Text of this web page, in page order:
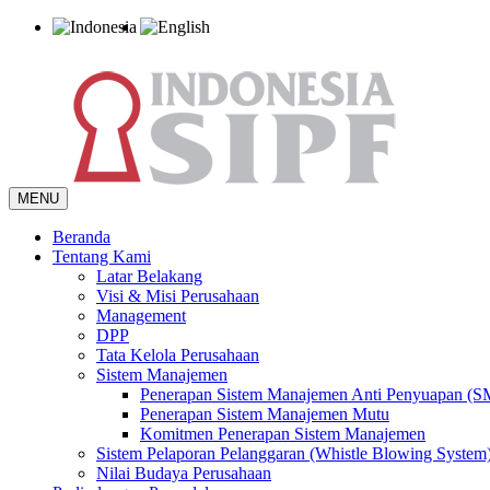
MENU
Beranda
Tentang Kami
Latar Belakang
Visi & Misi Perusahaan
Management
DPP
Tata Kelola Perusahaan
Sistem Manajemen
Penerapan Sistem Manajemen Anti Penyuapan
Penerapan Sistem Manajemen Mutu
Komitmen Penerapan Sistem Manajemen
Sistem Pelaporan Pelanggaran (Whistle Blowing
Nilai Budaya Perusahaan